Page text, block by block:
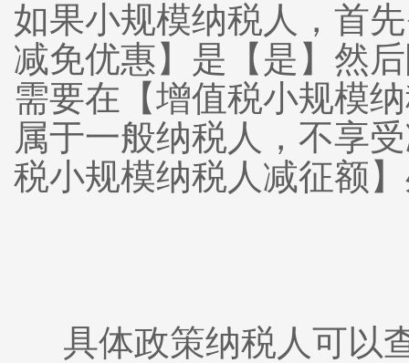
如果小规模纳税人，首
减免优惠】是【是】然
需要在【增值税小规模
属于一般纳税人，不享
税小规模纳税人减征额
具体政策纳税人可以